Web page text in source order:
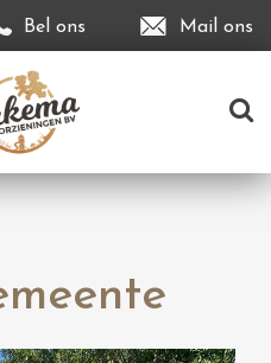
Bel ons Mail ons